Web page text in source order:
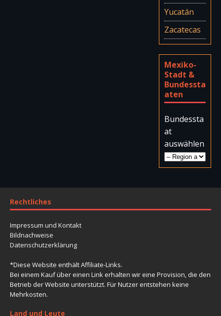
Yucatán
Zacatecas
Mexiko-
Stadt &
Bundessta
aten
Bundessta
at
auswählen
Rechtliches
Impressum und Kontakt
Bildnachweise
Datenschutzerklärung
*Diese Website enthält Affiliate-Links.
Bei einem Kauf über einen Link erhalten wir eine Provision, die den
Betrieb der Website unterstützt. Für Nutzer entstehen keine
Mehrkosten.
Land und Leute